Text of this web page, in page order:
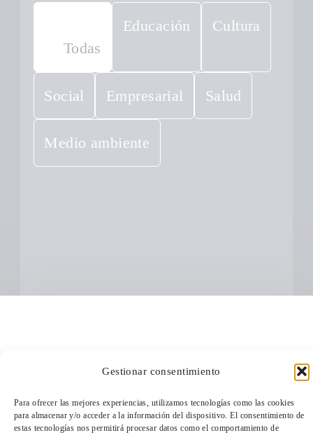
Gestionar consentimiento
Para ofrecer las mejores experiencias, utilizamos tecnologías como las cookies
para almacenar y/o acceder a la información del dispositivo. El consentimiento de
estas tecnologías nos permitirá procesar datos como el comportamiento de
TeleEntradas
Todas
Educación Cultura
Social Empresarial Salud
Medio ambiente